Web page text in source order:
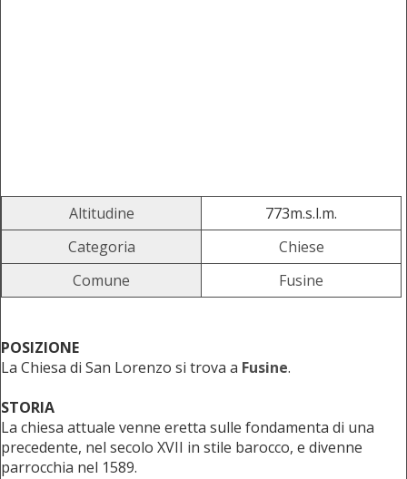
Altitudine
773m.s.l.m.
Categoria
Chiese
Comune
Fusine
POSIZIONE
La Chiesa di San Lorenzo si trova a Fusine.
STORIA
La chiesa attuale venne eretta sulle fondamenta di una
precedente, nel secolo XVII in stile barocco, e divenne
parrocchia nel 1589.